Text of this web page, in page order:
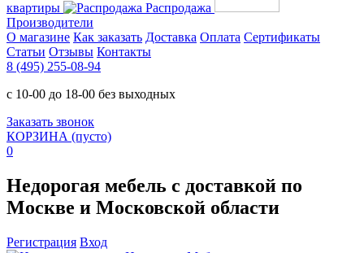
квартиры
Распродажа
Производители
О магазине Как заказать Доставка Оплата Сертификаты
Статьи Отзывы Контакты
8 (495) 255-08-94
с 10-00 до 18-00 без выходных
Заказать звонок
КОРЗИНА (пусто)
0
Недорогая мебель с доставкой по
Москве и Московской области
Регистрация Вход